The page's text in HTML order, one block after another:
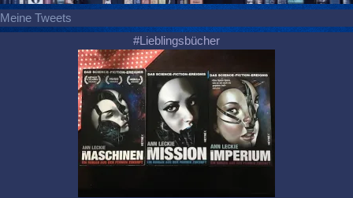
Meine Tweets
#Lieblingsbücher